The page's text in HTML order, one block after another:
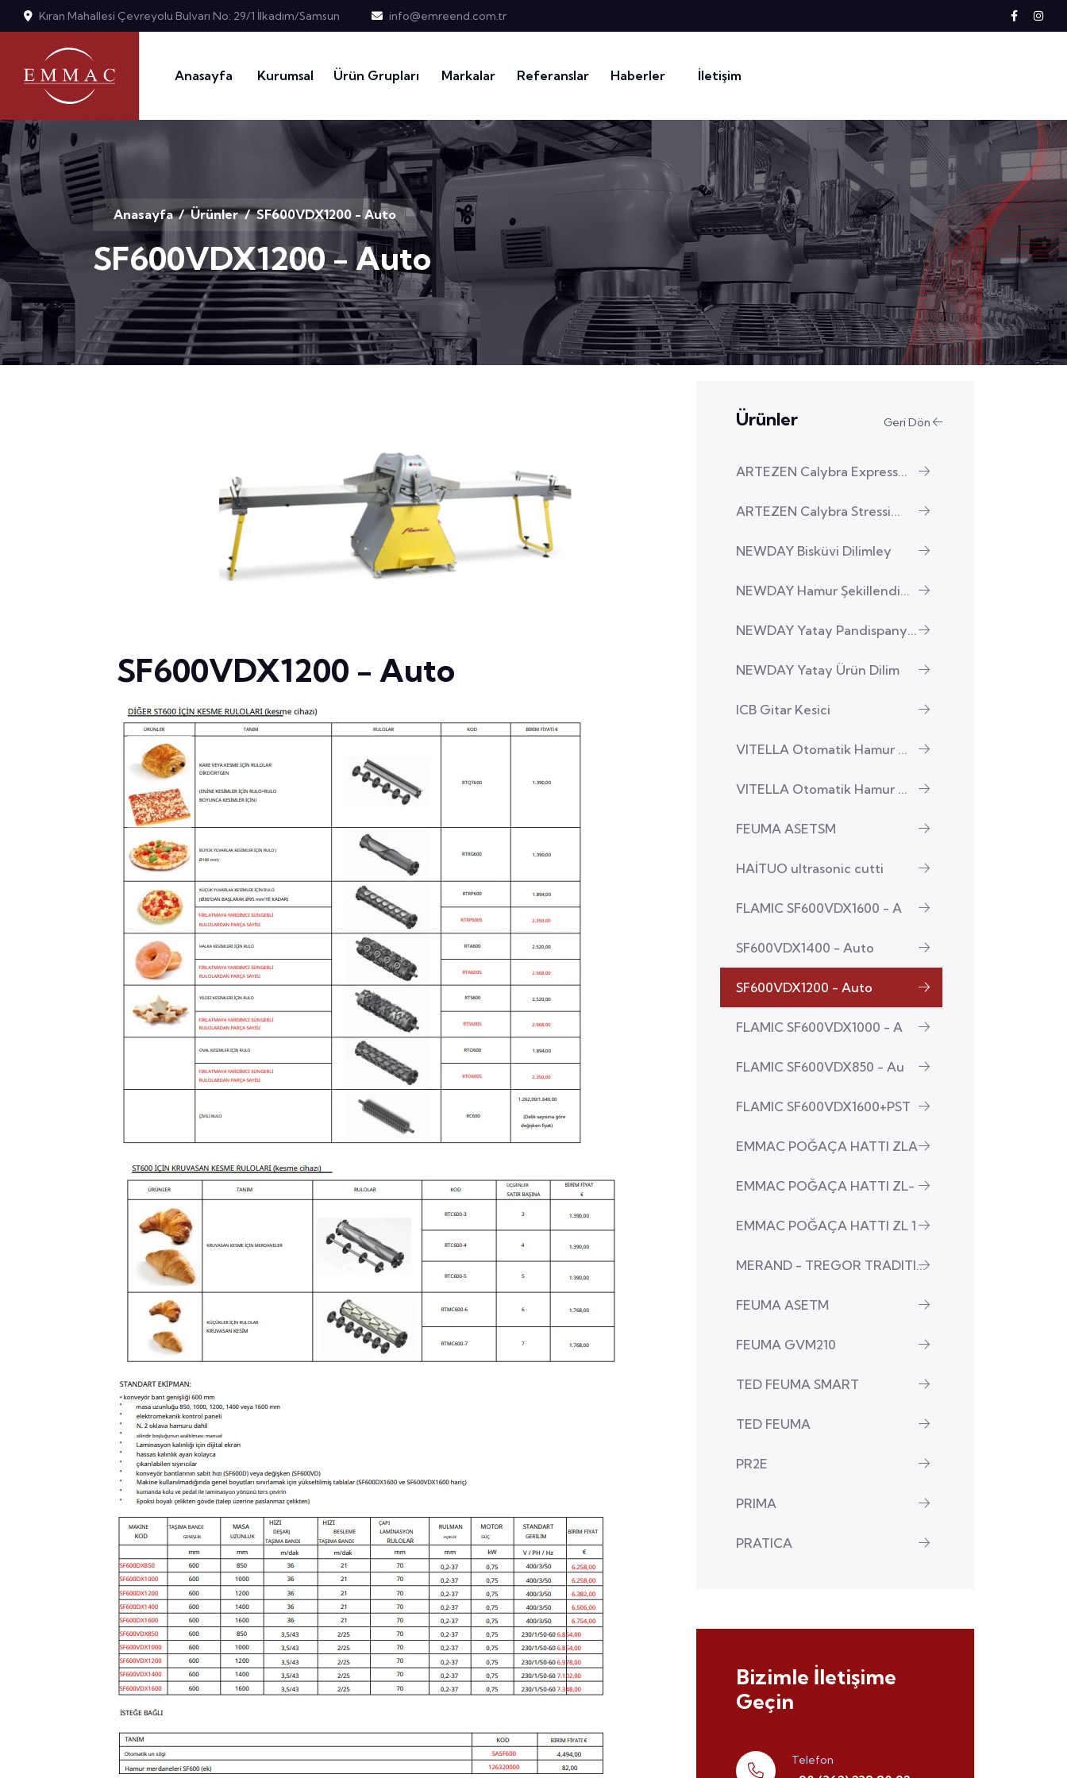
Kıran Mahallesi Çevreyolu Bulvarı No: 29/1 İlkadım/Samsun info@emreend.com.tr
Anasayfa Kurumsal Ürün Grupları Markalar Referanslar Haberler İletişim
Anasayfa/Ürünler / SF600VDX1200 - Auto
SF600VDX1200 - Auto
SF600VDX1200 - Auto
Ürünler Geri Dön
ARTEZEN Calybra Express...
ARTEZEN Calybra Stressi...
NEWDAY Bisküvi Dilimley
NEWDAY Hamur Şekillendi...
NEWDAY Yatay Pandispany...
NEWDAY Yatay Ürün Dilim
ICB Gitar Kesici
VITELLA Otomatik Hamur ...
VITELLA Otomatik Hamur ...
FEUMA ASETSM
HAİTUO ultrasonic cutti
FLAMIC SF600VDX1600 - A
SF600VDX1400 - Auto
SF600VDX1200 - Auto
FLAMIC SF600VDX1000 - A
FLAMIC SF600VDX850 - Au
FLAMIC SF600VDX1600+PST
EMMAC POĞAÇA HATTI ZLA
EMMAC POĞAÇA HATTI ZL-
EMMAC POĞAÇA HATTI ZL 1
MERAND - TREGOR TRADITI...
FEUMA ASETM
FEUMA GVM210
TED FEUMA SMART
TED FEUMA
PR2E
PRIMA
PRATICA
Bizimle İletişime
Geçin
Telefon